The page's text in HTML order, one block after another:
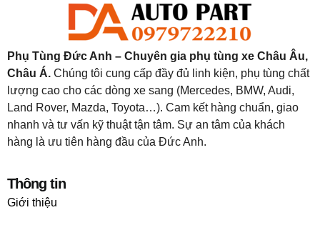
Phụ Tùng Đức Anh – Chuyên gia phụ tùng xe Châu Âu,
Châu Á. Chúng tôi cung cấp đầy đủ linh kiện, phụ tùng chất
lượng cao cho các dòng xe sang (Mercedes, BMW, Audi,
Land Rover, Mazda, Toyota…). Cam kết hàng chuẩn, giao
nhanh và tư vấn kỹ thuật tận tâm. Sự an tâm của khách
hàng là ưu tiên hàng đầu của Đức Anh.
Thông tin
Giới thiệu